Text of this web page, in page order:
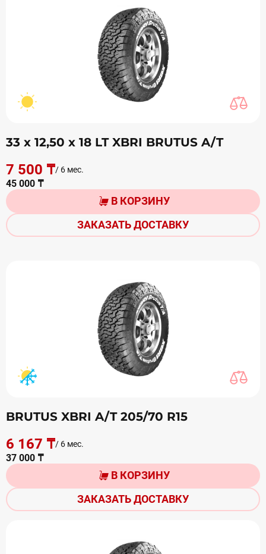
33 х 12,50 х 18 LT XBRI BRUTUS A/T
7 500 ₸/ 6 мес.
45 000 ₸
В КОРЗИНУ
ЗАКАЗАТЬ ДОСТАВКУ
BRUTUS XBRI A/T 205/70 R15
6 167 ₸/ 6 мес.
37 000 ₸
В КОРЗИНУ
ЗАКАЗАТЬ ДОСТАВКУ